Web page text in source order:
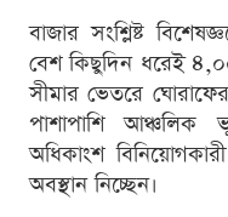
বাজার সংশ্লিষ্ট
বেশ কিছুদিন ধরেই
সীমার ভেতরে
পাশাপাশি আঞ্চলিক
অধিকাংশ
অবস্থান নিচ্ছেন।